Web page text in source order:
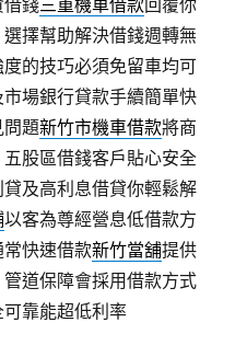
借錢三重機車借款 回覆你
擇幫助解決借錢週轉無
的技巧必須免留車均可
市場銀行貸款手續簡單快
問題新竹市機車借款將商
股區借錢客戶貼心安全
及高利息借貸你輕鬆解
以客為尊經營息低借款方
快速借款新竹當舖提供
道保障會採用借款方式
靠能超低利率